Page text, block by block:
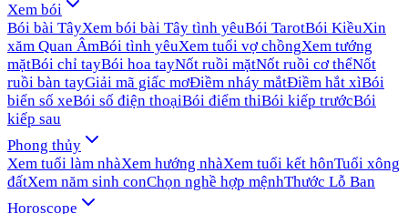
Xem bói
Bói bài TâyXem bói bài Tây tình yêuBói TarotBói KiềuXin
xăm Quan ÂmBói tình yêuXem tuổi vợ chồngXem tướng
mặtBói chỉ tayBói hoa tayNốt ruồi mặtNốt ruồi cơ thểNốt
ruồi bàn tayGiải mã giấc mơĐiềm nháy mắtĐiềm hắt xìBói
biển số xeBói số điện thoạiBói điểm thiBói kiếp trướcBói
kiếp sau
Phong thủy
Xem tuổi làm nhàXem hướng nhàXem tuổi kết hônTuổi xông
đấtXem năm sinh conChọn nghề hợp mệnhThước Lỗ Ban
Horoscope